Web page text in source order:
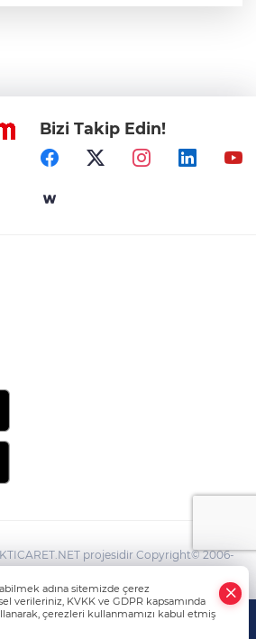
Bizi Takip Edin!
projesidir Copyright© 2006-
adına sitemizde çerez
verileriniz, KVKK ve GDPR kapsamında
çerezleri kullanmamızı kabul etmiş